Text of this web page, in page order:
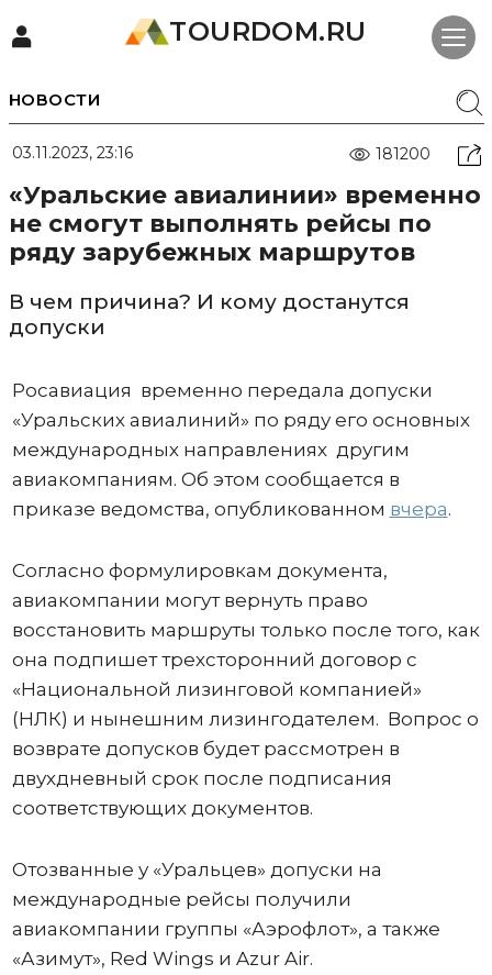
TOURDOM.RU
НОВОСТИ
03.11.2023, 23:16 181200
«Уральские авиалинии» временно
не смогут выполнять рейсы по
ряду зарубежных маршрутов
В чем причина? И кому достанутся
допуски
Росавиация временно передала допуски
«Уральских авиалиний» по ряду его основных
международных направлениях другим
авиакомпаниям. Об этом сообщается в
приказе ведомства, опубликованном вчера.
Согласно формулировкам документа,
авиакомпании могут вернуть право
восстановить маршруты только после того, как
она подпишет трехсторонний договор с
«Национальной лизинговой компанией»
(НЛК) и нынешним лизингодателем. Вопрос о
возврате допусков будет рассмотрен в
двухдневный срок после подписания
соответствующих документов.
Отозванные у «Уральцев» допуски на
международные рейсы получили
авиакомпании группы «Аэрофлот», а также
«Азимут», Red Wings и Azur Air.